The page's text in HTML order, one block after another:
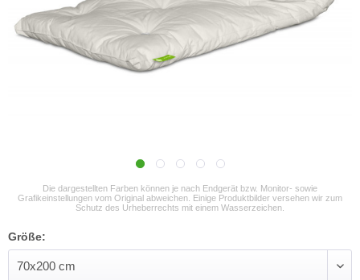
Die dargestellten Farben können je nach Endgerät bzw. Monitor- sowie
Grafikeinstellungen vom Original abweichen. Einige Produktbilder versehen wir zum
Schutz des Urheberrechts mit einem Wasserzeichen.
Größe: